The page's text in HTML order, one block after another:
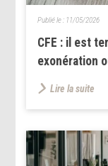
CFE : il est
exonération
Publié le : 11/05/2026
Lire la suite